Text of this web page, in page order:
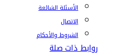
الأسئلة الشائعة
الاتصال
الشروط والأحكام
روابط ذات صلة